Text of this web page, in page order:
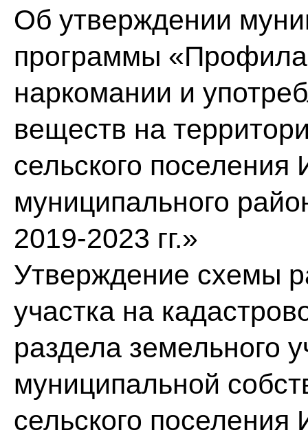
Об утверждении
программы
наркомании и
веществ на
сельского поселения
муниципального
2019-2023 гг.»
Утверждение схемы
участка на
раздела земельного
муниципальной
сельского поселения